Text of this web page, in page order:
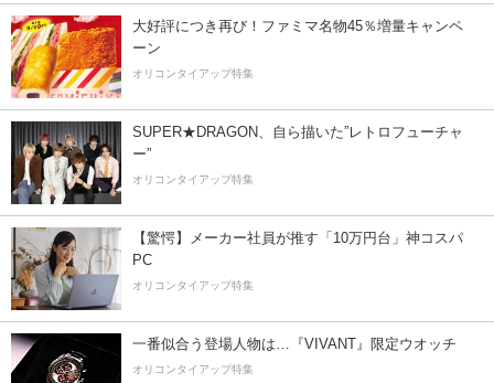
大好評につき再び！ファミマ名物45％増量キャンペ
ーン
オリコンタイアップ特集
SUPER★DRAGON、自ら描いた”レトロフューチャ
ー”
オリコンタイアップ特集
【驚愕】メーカー社員が推す「10万円台」神コスパ
PC
オリコンタイアップ特集
一番似合う登場人物は…『VIVANT』限定ウオッチ
オリコンタイアップ特集